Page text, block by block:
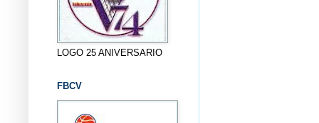
LOGO 25 ANIVERSARIO
FBCV